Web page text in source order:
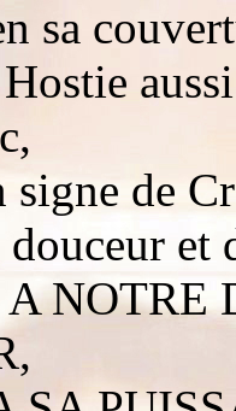
sa
signe de
et
NOTRE